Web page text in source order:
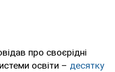
про своєрідні
освіти – десятку